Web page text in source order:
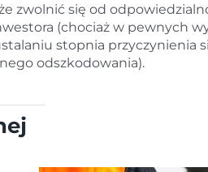
zwolnić się od
(chociaż w pewnych
stopnia przyczynienia
odszkodowania).